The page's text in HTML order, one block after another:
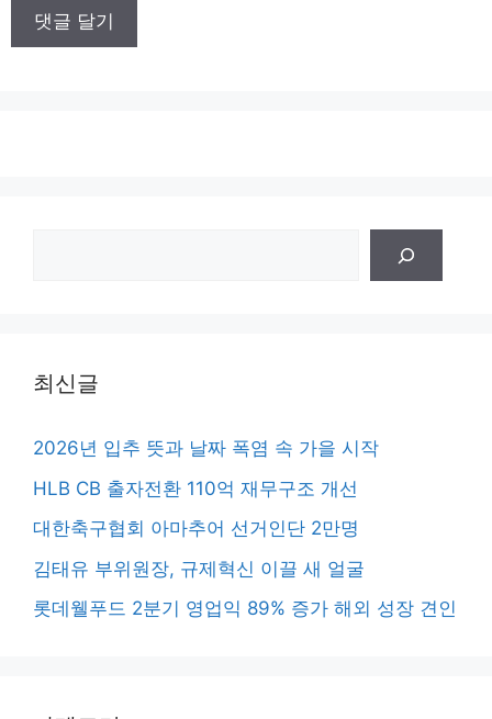
최신글
2026년 입추 뜻과 날짜 폭염 속 가을 시작
HLB CB 출자전환 110억 재무구조 개선
대한축구협회 아마추어 선거인단 2만명
김태유 부위원장, 규제혁신 이끌 새 얼굴
롯데웰푸드 2분기 영업익 89% 증가 해외 성장 견인